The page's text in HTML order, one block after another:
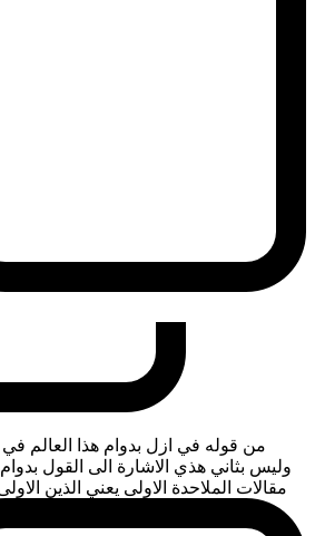
من قوله في ازل بدوام هذا العالم في
وليس بثاني هذي الاشارة الى القول بدوام
مقالات الملاحدة الاولى يعني الذين